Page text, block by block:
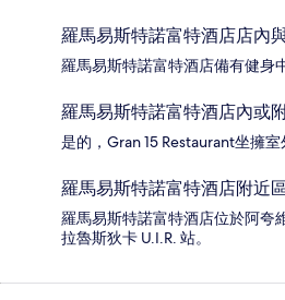
羅馬易斯特諾富特酒店店內
羅馬易斯特諾富特酒店備有健身
羅馬易斯特諾富特酒店內或
是的，Gran 15 Restaurant坐擁
羅馬易斯特諾富特酒店附近
羅馬易斯特諾富特酒店位於阿夸
拉魯斯狄卡 U.I.R. 站。